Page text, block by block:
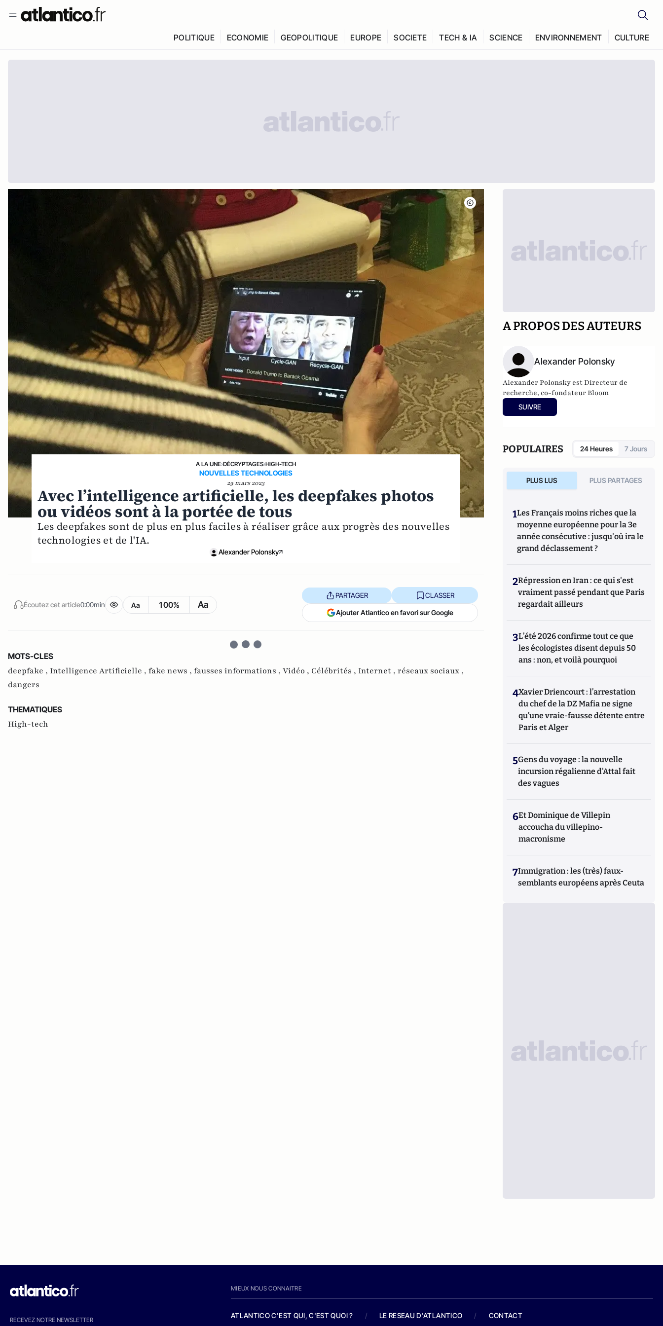
POLITIQUE ECONOMIE GEOPOLITIQUE EUROPE SOCIETE TECH & IA SCIENCE ENVIRONNEMENT CULTURE
A LA UNE›DÉCRYPTAGES›HIGH-TECH
NOUVELLES TECHNOLOGIES
29 mars 2023
Avec l’intelligence artificielle, les deepfakes photos
ou vidéos sont à la portée de tous
Les deepfakes sont de plus en plus faciles à réaliser grâce aux progrès des nouvelles
technologies et de l'IA.
Alexander Polonsky
Écoutez cet article0:00min Aa 100% Aa
PARTAGER CLASSER
Ajouter Atlantico en favori sur Google
MOTS-CLES
deepfake , Intelligence Artificielle , fake news , fausses informations , Vidéo , Célébrités , Internet , réseaux sociaux ,
dangers
THEMATIQUES
High-tech
A PROPOS DES AUTEURS
Alexander Polonsky
Alexander Polonsky est Directeur de
recherche, co-fondateur Bloom
SUIVRE
POPULAIRES 24 Heures 7 Jours
PLUS LUS PLUS PARTAGES
1Les Français moins riches que la
moyenne européenne pour la 3e
année consécutive : jusqu'où ira le
grand déclassement ?
2Répression en Iran : ce qui s'est
vraiment passé pendant que Paris
regardait ailleurs
3L’été 2026 confirme tout ce que
les écologistes disent depuis 50
ans : non, et voilà pourquoi
4Xavier Driencourt : l’arrestation
du chef de la DZ Mafia ne signe
qu’une vraie-fausse détente entre
Paris et Alger
5Gens du voyage : la nouvelle
incursion régalienne d'Attal fait
des vagues
6Et Dominique de Villepin
accoucha du villepino-
macronisme
7Immigration : les (très) faux-
semblants européens après Ceuta
RECEVEZ NOTRE NEWSLETTER
MIEUX NOUS CONNAITRE
ATLANTICO C'EST QUI, C'EST QUOI ? / LE RESEAU D'ATLANTICO / CONTACT